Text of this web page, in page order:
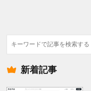
検
索
新着記事